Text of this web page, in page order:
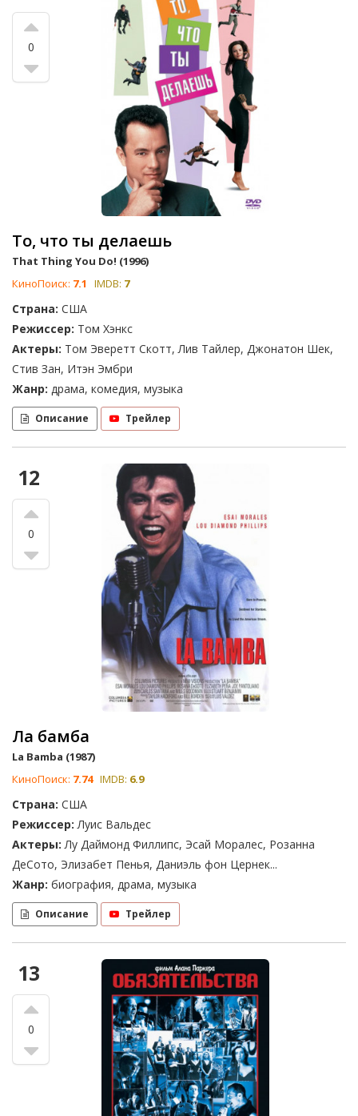
0
То, что ты делаешь
That Thing You Do! (1996)
КиноПоиск: 7.1 IMDB: 7
Страна: США
Режиссер: Том Хэнкс
Актеры: Том Эверетт Скотт, Лив Тайлер, Джонатон Шек,
Стив Зан, Итэн Эмбри
Жанр: драма, комедия, музыка
Описание Трейлер
12
0
Ла бамба
La Bamba (1987)
КиноПоиск: 7.74 IMDB: 6.9
Страна: США
Режиссер: Луис Вальдес
Актеры: Лу Даймонд Филлипс, Эсай Моралес, Розанна
ДеСото, Элизабет Пенья, Даниэль фон Цернек...
Жанр: биография, драма, музыка
Описание Трейлер
13
0